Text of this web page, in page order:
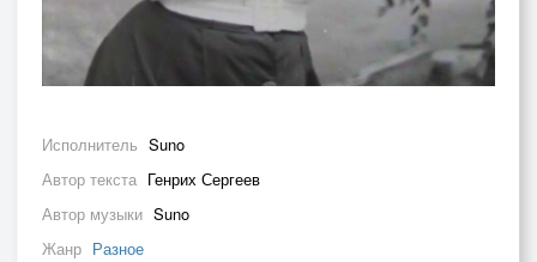
Исполнитель Suno
Автор текста Генрих Сергеев
Автор музыки Suno
Жанр Разное